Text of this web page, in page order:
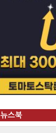
뉴스북